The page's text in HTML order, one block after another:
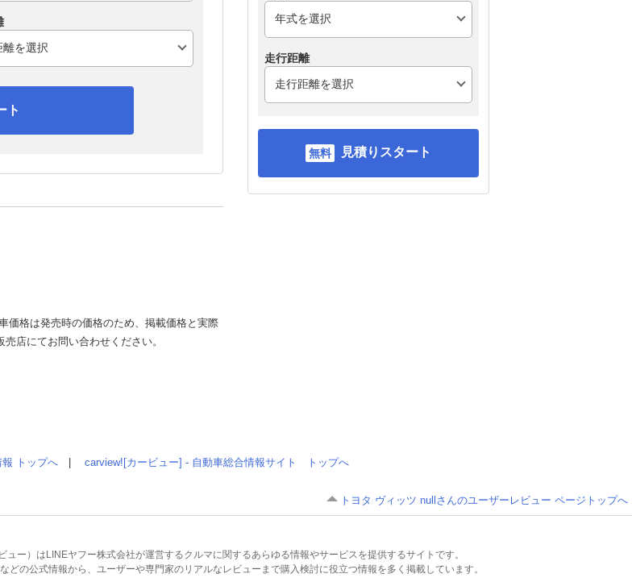
ト
価格は発売時の価格のため、掲載価格と実際
店にてお問い合わせください。
走行距離
見積りスタート
トップへ carview![カービュー] - 自動車総合情報サイト トップへ
トヨタ ヴィッツ nullさんのユーザーレビュー ページトップへ
ュー）はLINEヤフー株式会社が運営するクルマに関するあらゆる情報やサービスを提供するサイトです。
どの公式情報から、ユーザーや専門家のリアルなレビューまで購入検討に役立つ情報を多く掲載しています。